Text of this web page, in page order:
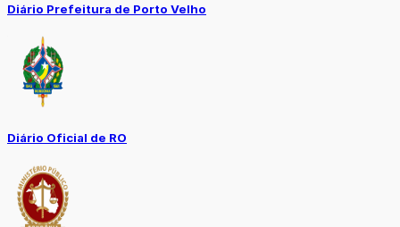
Diário Prefeitura de Porto Velho
Diário Oficial de RO